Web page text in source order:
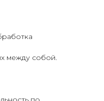
между собой.